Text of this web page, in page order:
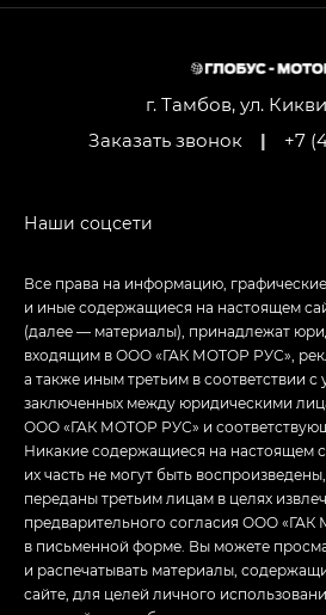
г. Тамбов, ул.
Заказать звонок
| +7
Все права на информацию,
и иные содержащиеся на настоящем
(далее — материалы), принадлежат
входящим в ООО «ГАК МОТОР РУС»,
а также иным третьим в соответствии
заключенных между юридическими
ООО «ГАК МОТОР РУС» и
Никакие содержащиеся на настоящем
их часть не могут быть
переданы третьим лицам в целях
предварительного согласия ООО
в письменной форме. Вы можете
и распечатывать материалы,
сайте, для целей личного